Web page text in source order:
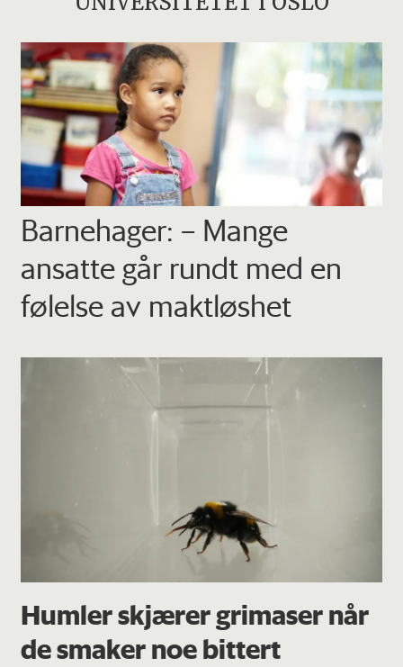
Barnehager: – Mange
ansatte går rundt med en
følelse av maktløshet
Humler skjærer grimaser når
de smaker noe bittert